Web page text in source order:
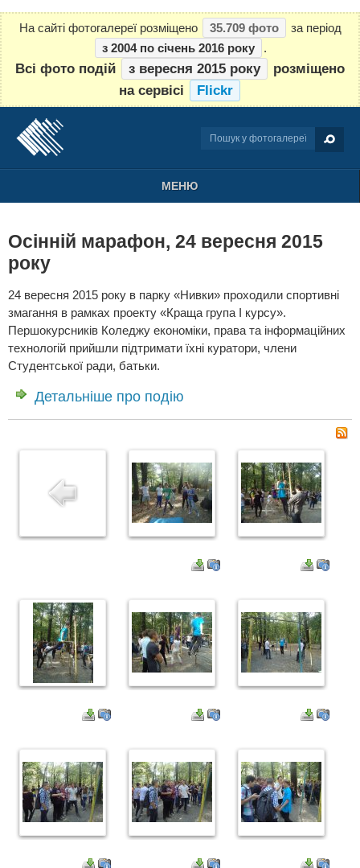
На сайті фотогалереї розміщено 35.709 фото
за період
з 2004 по січень 2016 року
.
Всі фото подій з вересня 2015 року
розміщено
на сервісі
Flickr
МЕНЮ
Осінній марафон, 24 вересня 2015
року
24 вересня 2015 року в парку «Нивки» проходили спортивні
змагання в рамках проекту «Краща група І курсу».
Першокурсників Коледжу економіки, права та інформаційних
технологій прийшли підтримати їхні куратори, члени
Студентської ради, батьки.
Детальніше про подію